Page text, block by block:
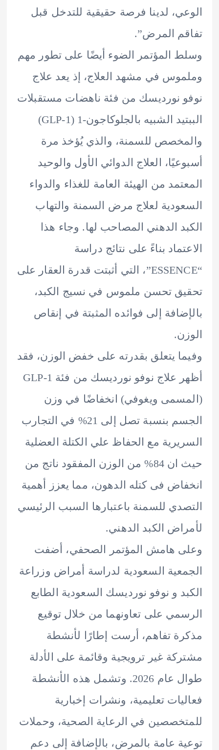
لدينا فرصة حقيقية للتدخل قبل
المرض”.
المؤتمر الضوء أيضًا على تطور مهم
في مشهد العلاج، إذ يعد علاج
نورديسك من فئة ناهضات مستقبلات
الببتيد الشبيه بالجلوكاجون-1 (GLP-1)
للسمنة، والذي يُؤخذ مرة
العلاج الدوائي الأول والوحيد
من الهيئة العامة للغذاء والدواء
لعلاج مرض السمنة والتهاب
الدهني المصاحب لها. وجاء هذا
بناءً على نتائج دراسة
“ESSENCE”، التي أثبتت قدرة العقار على
تحسن ملموس في نسيج الكبد،
إلى فوائده المثبتة في إنقاص
يتعلق بقدرته على خفض الوزن، فقد
أظهر علاج نوفو نورديسك من فئة GLP-1
ويغوفي) انخفاضًا في وزن
الجسم بنسبة تصل إلى 21% في التجارب
مع الحفاظ علي الكتلة العضلية
حيث ان 84% من الوزن المفقود ناتج من
فى كتله الدهون، مما يعزز أهمية
للسمنة باعتبارها السبب الرئيسي
الكبد الدهني.
هامش المؤتمر الصحفي، أضفت
السعودية لدراسة أمراض وزراعة
و نوفو نورديسك السعودية الطابع
على تعاونهما من خلال توقيع
تفاهم، أرست إطارًا لأنشطة
غير ترويجية وقائمة على الأدلة
طوال عام 2026. وتشمل هذه الأنشطة
تعليمية، ونشرات إخبارية
في الرعاية الصحية، وحملات
عامة بالمرض، بالإضافة إلى دعم